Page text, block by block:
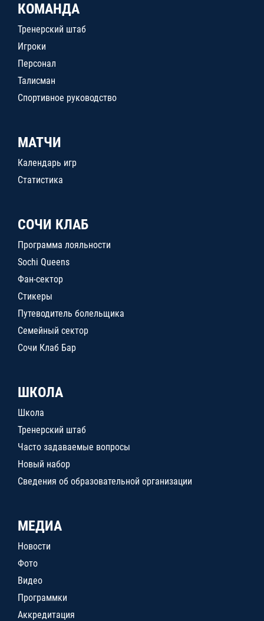
КОМАНДА
Тренерский штаб
Игроки
Персонал
Талисман
Спортивное руководство
МАТЧИ
Календарь игр
Статистика
СОЧИ КЛАБ
Программа лояльности
Sochi Queens
Фан-сектор
Стикеры
Путеводитель болельщика
Семейный сектор
Сочи Клаб Бар
ШКОЛА
Школа
Тренерский штаб
Часто задаваемые вопросы
Новый набор
Сведения об образовательной организации
МЕДИА
Новости
Фото
Видео
Программки
Аккредитация